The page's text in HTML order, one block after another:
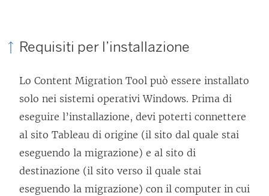
Requisiti per l’installazione
Lo Content Migration Tool può essere installato
solo nei sistemi operativi Windows. Prima di
eseguire l’installazione, devi poterti connettere
al sito Tableau di origine (il sito dal quale stai
eseguendo la migrazione) e al sito di
destinazione (il sito verso il quale stai
eseguendo la migrazione) con il computer in cui